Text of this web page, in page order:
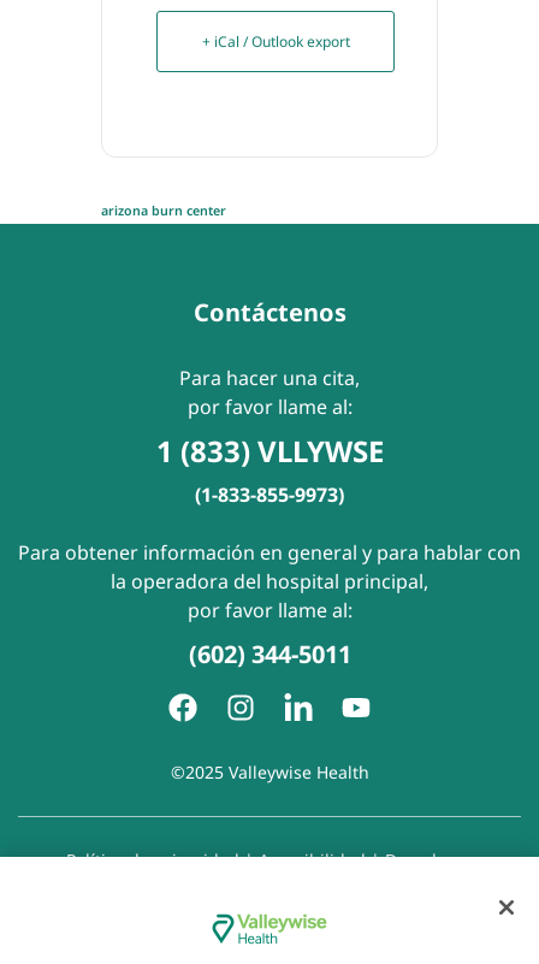
+ iCal / Outlook export
arizona burn center
Contáctenos
Para hacer una cita,
por favor llame al:
1 (833) VLLYWSE
(1-833-855-9973)
Para obtener información en general y para hablar con
la operadora del hospital principal,
por favor llame al:
(602) 344-5011
©2025 Valleywise Health
Política de privacidad|Accesibilidad|Derechos y
Aviso de Prohibición de la Discriminación
Exención de responsabilidad con respecto a sitios web